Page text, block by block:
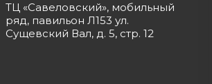
ТЦ «Савеловский», мобильный
ряд, павильон Л153 ул.
Сущевский Вал, д. 5, стр. 12